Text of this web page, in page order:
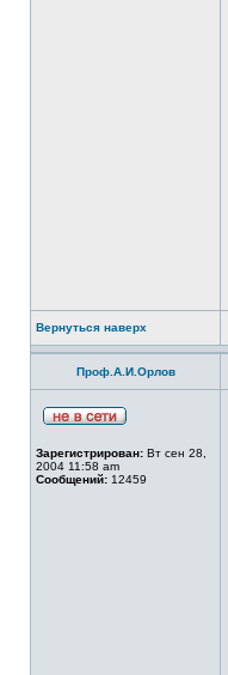
Вернуться наверх
Проф.А.И.Орлов
Зарегистрирован: Вт сен 28,
2004 11:58 am
Сообщений: 12459